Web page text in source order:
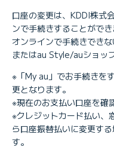
口座の変更は、KDDI株式
ンで手続きすることができ
オンラインで手続きできな
またはau Style/auショッ
※「My au」でお手続きを
更となります。
※現在のお支払い口座を確
※クレジットカード払い、
ら口座振替払いに変更す
す。